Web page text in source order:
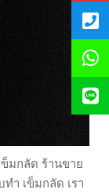
มกลัด ร้านขาย
ำ เข็มกลัด เรา